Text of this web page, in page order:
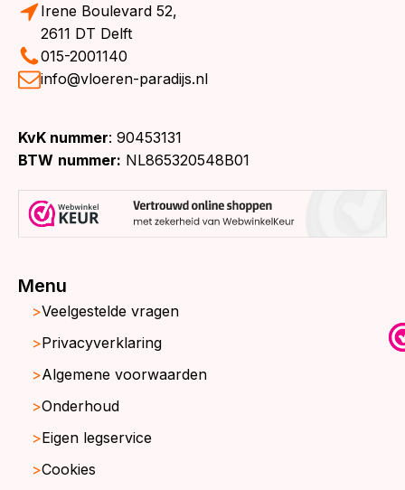
Irene Boulevard 52,
2611 DT Delft
015-2001140
info@vloeren-paradijs.nl
KvK nummer: 90453131
BTW nummer: NL865320548B01
Menu
Veelgestelde vragen
Privacyverklaring
Algemene voorwaarden
Onderhoud
Eigen legservice
Cookies